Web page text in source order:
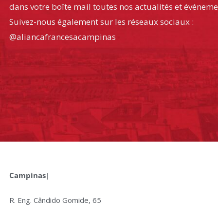
dans votre boîte mail toutes nos actualités et
Suivez-nous également sur les réseaux sociaux :
@aliancafrancesacampinas
Campinas|
R. Eng. Cândido Gomide, 65